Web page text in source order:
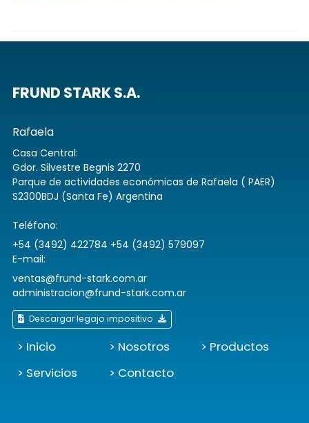
FRUND STARK S.A.
Rafaela
Casa Central:
Gdor. Silvestre Begnis 2270
Parque de actividades económicas de Rafaela ( PAER)
S2300BDJ (Santa Fe) Argentina
Teléfono:
+54 (3492) 422784 +54 (3492) 579097
E-mail:
ventas@frund-stark.com.ar
administracion@frund-stark.com.ar
Descargar legajo impositivo
> Inicio > Nosotros
> Productos
> Servicios
> Contacto